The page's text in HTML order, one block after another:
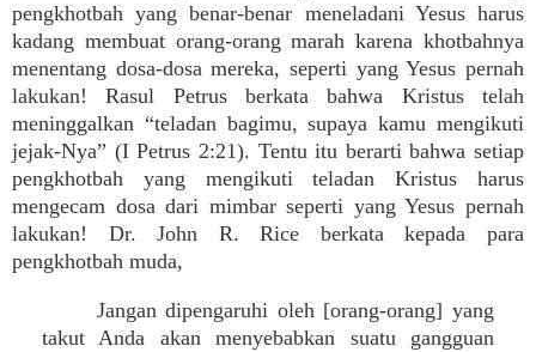
pengkhotbah yang benar-benar meneladani Yesus harus
kadang membuat orang-orang marah karena khotbahnya
menentang dosa-dosa mereka, seperti yang Yesus pernah
lakukan! Rasul Petrus berkata bahwa Kristus telah
meninggalkan “teladan bagimu, supaya kamu mengikuti
jejak-Nya” (I Petrus 2:21). Tentu itu berarti bahwa setiap
pengkhotbah yang mengikuti teladan Kristus harus
mengecam dosa dari mimbar seperti yang Yesus pernah
lakukan! Dr. John R. Rice berkata kepada para
pengkhotbah muda,
Jangan dipengaruhi oleh [orang-orang] yang
takut Anda akan menyebabkan suatu gangguan